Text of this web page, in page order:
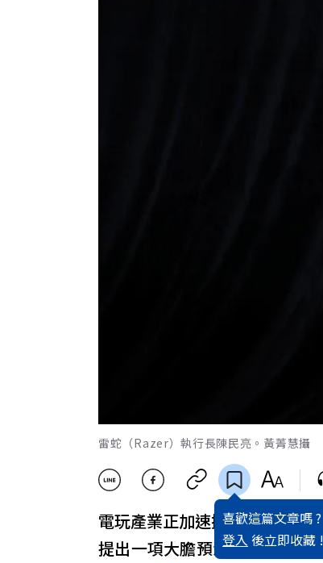
雷蛇（Razer）執行長陳民亮。黃菁慧攝
喜歡這篇文章嗎 ?
登入 後立即收藏 !
電玩產業正加速擁抱人工智慧
提出一項大膽預測：未來18個